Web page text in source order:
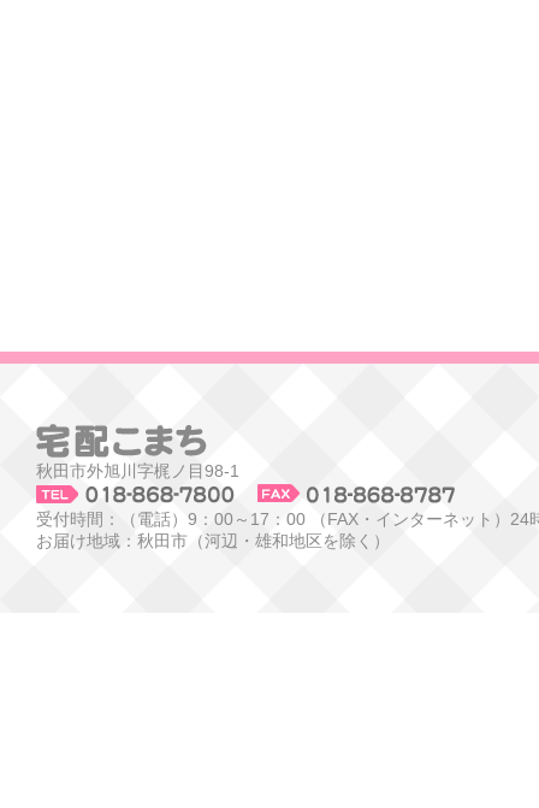
秋田市外旭川字梶ノ目98-1
受付時間：（電話）9：00～17：00 （FAX・インターネット）24
お届け地域：秋田市（河辺・雄和地区を除く）